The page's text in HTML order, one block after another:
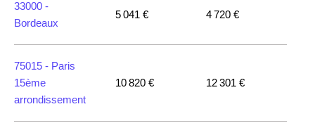
33000 -
Bordeaux
5 041 € 4 720 €
75015 - Paris
15ème
arrondissement
10 820 € 12 301 €